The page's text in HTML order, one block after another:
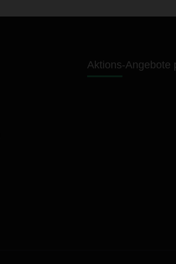
Aktions-Angebote